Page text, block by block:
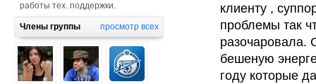
работы тех. поддержки.
Члены группы просмотр всех
клиенту ,
проблемы так
разочаровала.
бешеную
году которые